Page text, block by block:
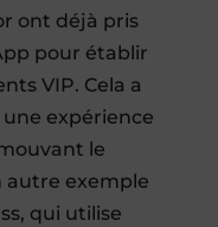
ont déjà pris
pour établir
VIP. Cela a
expérience
le
autre exemple
qui utilise